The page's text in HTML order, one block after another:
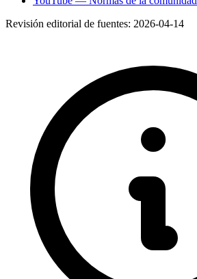
Revisión editorial de fuentes: 2026-04-14